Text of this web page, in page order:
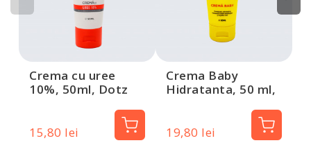
Crema cu uree
10%, 50ml, Dotz
15,80 lei
Crema Baby
Hidratanta, 50 ml,
19,80 lei